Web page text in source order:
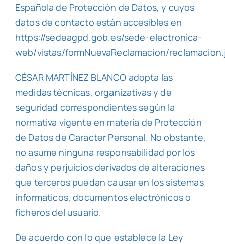
Española de Protección de Datos, y cuyos
datos de contacto están accesibles en
https://sedeagpd.gob.es/sede-electronica-
web/vistas/formNuevaReclamacion/
CÉSAR MARTÍNEZ BLANCO adopta las
medidas técnicas, organizativas y de
seguridad correspondientes según la
normativa vigente en materia de Protección
de Datos de Carácter Personal. No obstante,
no asume ninguna responsabilidad por los
daños y perjuicios derivados de alteraciones
que terceros puedan causar en los sistemas
informáticos, documentos electrónicos o
ficheros del usuario.
De acuerdo con lo que establece la Ley